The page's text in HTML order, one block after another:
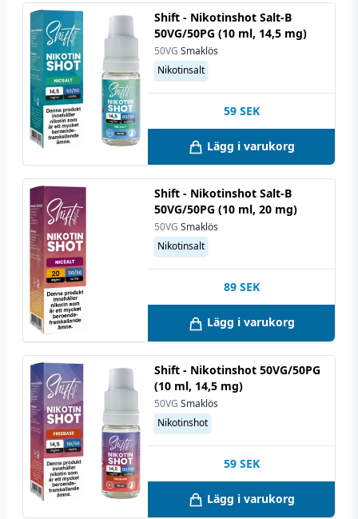
Shift - Nikotinshot Salt-B
50VG/50PG (10 ml, 14,5 mg)
50VG Smaklös
Nikotinsalt
59 SEK
Lägg i varukorg
Shift - Nikotinshot Salt-B
50VG/50PG (10 ml, 20 mg)
50VG Smaklös
Nikotinsalt
89 SEK
Lägg i varukorg
Shift - Nikotinshot 50VG/50PG
(10 ml, 14,5 mg)
50VG Smaklös
Nikotinshot
59 SEK
Lägg i varukorg